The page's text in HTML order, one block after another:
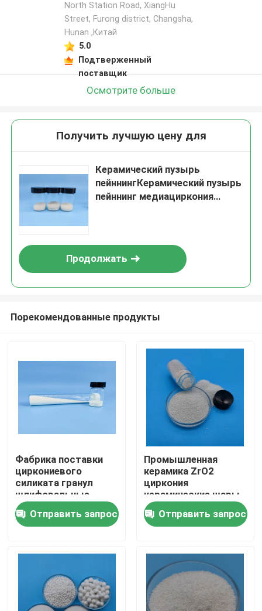
О Компании
North Station Road, XiangHu
Street, Furong district, Changsha,
Hunan ,Китай
5.0
Подтверженный
поставщик
Осмотрите больше
Получить лучшую цену для
Керамический пузырь
пейннингКерамический пузырь
пейннинг медиациркония
Продолжать
Порекомендованные продукты
Фабрика поставки
циркониевого
силиката гранул
шлифовальные
средства циркония
керамические
шарики
Отправить запрос
Промышленная
керамика ZrO2
циркония
керамические шары
шлифовальные
средства
циркониевые
Отправить запрос